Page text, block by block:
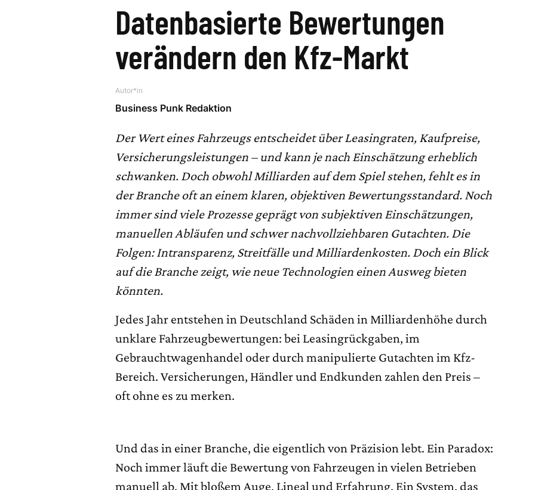
Datenbasierte Bewertungen
verändern den Kfz-Markt
Autor*in
Business Punk Redaktion
Der Wert eines Fahrzeugs entscheidet über Leasingraten, Kaufpreise,
Versicherungsleistungen – und kann je nach Einschätzung erheblich
schwanken. Doch obwohl Milliarden auf dem Spiel stehen, fehlt es in
der Branche oft an einem klaren, objektiven Bewertungsstandard. Noch
immer sind viele Prozesse geprägt von subjektiven Einschätzungen,
manuellen Abläufen und schwer nachvollziehbaren Gutachten. Die
Folgen: Intransparenz, Streitfälle und Milliardenkosten. Doch ein Blick
auf die Branche zeigt, wie neue Technologien einen Ausweg bieten
könnten.
Jedes Jahr entstehen in Deutschland Schäden in Milliardenhöhe durch
unklare Fahrzeugbewertungen: bei Leasingrückgaben, im
Gebrauchtwagenhandel oder durch manipulierte Gutachten im Kfz-
Bereich. Versicherungen, Händler und Endkunden zahlen den Preis –
oft ohne es zu merken.
Und das in einer Branche, die eigentlich von Präzision lebt. Ein Paradox:
Noch immer läuft die Bewertung von Fahrzeugen in vielen Betrieben
manuell ab. Mit bloßem Auge, Lineal und Erfahrung. Ein System, das